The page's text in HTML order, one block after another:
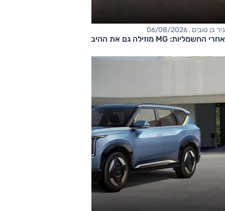
ניר בן טובים , 06/08/2026
אחרי החשמליות: MG מוזילה גם את ההיברידיות